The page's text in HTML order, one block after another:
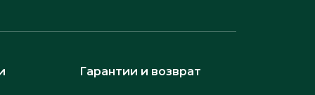
Гарантии и возврат